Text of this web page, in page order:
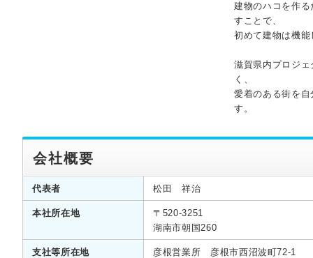
建物のハコを作
すことで、
初めて建物は機能
滋賀県内プロジ
く、
愛着のある街を
す。
会社概要
代表者 松田 祥治
本社所在地
〒520-3251
湖南市朝国260
支社等所在地
彦根営業所 彦根市西沼波町72-1